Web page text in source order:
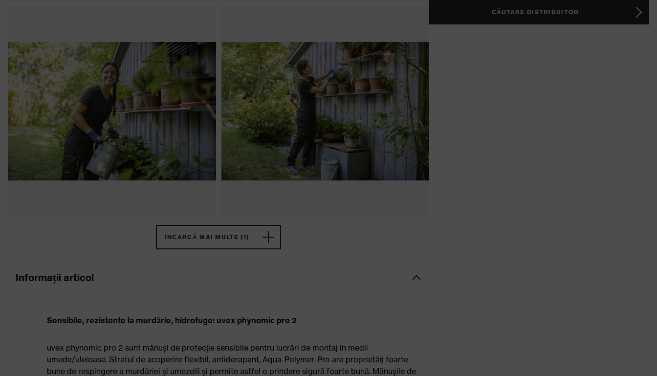
ÎNCARCĂ MAI MULTE (1)
Informații articol
Sensibile, rezistente la murdărie, hidrofuge: uvex phynomic pro 2
uvex phynomic pro 2 sunt mănuşi de protecţie sensibile pentru lucrări de montaj în medii
umede/uleioase. Stratul de acoperire flexibil, antiderapant, Aqua-Polymer-Pro are proprietăţi foarte
bune de respingere a murdăriei şi umezelii şi permite astfel o prindere sigură foarte bună. Mănuşile de
CĂUTARE DISTRIBUITOR